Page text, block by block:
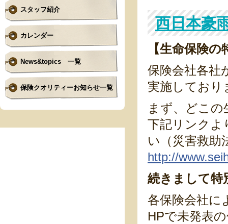
西日本豪
【生命保険
保険会社各社
実施しており
まず、どこ
下記リンクよ
い（災害救助
http://
続きまして特
各保険会社に
HPで未発表
スタッフ紹介
カレンダー
News&topics 一覧
保険クオリティーお知らせ一覧